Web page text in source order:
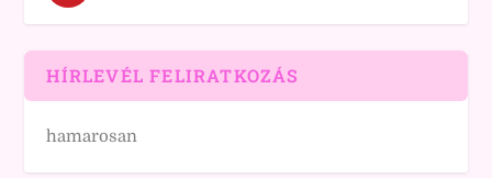
HÍRLEVÉL FELIRATKOZÁS
hamarosan